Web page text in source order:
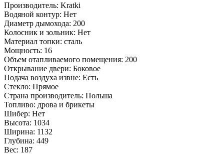
Производитель: Kratki
Водяной контур: Нет
Диаметр дымохода: 200
Колосник и зольник: Нет
Материал топки: сталь
Мощность: 16
Объем отапливаемого помещения: 200
Открывание двери: Боковое
Подача воздуха извне: Есть
Стекло: Прямое
Страна производитель: Польша
Топливо: дрова и брикеты
Шибер: Нет
Высота: 1034
Ширина: 1132
Глубина: 449
Вес: 187